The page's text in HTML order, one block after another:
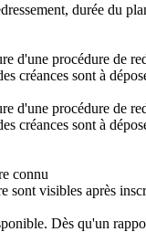
durée du
d'une procédure de
créances sont à
d'une procédure de
créances sont à
connu
sont visibles après
Dès qu'un